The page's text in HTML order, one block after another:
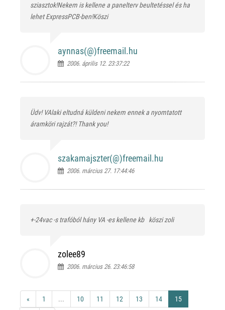
sziasztok!Nekem is kellene a panelterv beultetéssel és ha
lehet ExpressPCB-ben!Köszi
aynnas(@)freemail.hu
2006. április 12. 23:37:22
Üdv! VAlaki eltudná küldeni nekem ennek a nyomtatott
áramköri rajzát?! Thank you!
szakamajszter(@)freemail.hu
2006. március 27. 17:44:46
+-24vac -s trafóból hány VA -es kellene kb köszi zoli
zolee89
2006. március 26. 23:46:58
« 1 ... 10 11 12 13 14 15